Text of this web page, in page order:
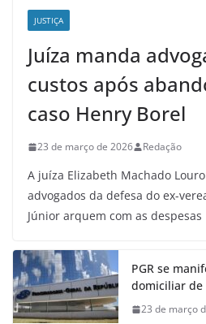
JUSTIÇA
Juíza manda
custos após
caso Henry Borel
23 de março de 2026 Redação
A juíza Elizabeth Machado
advogados da defesa do ex-
Júnior arquem com as despesas
PGR se
domiciliar de
23 de março